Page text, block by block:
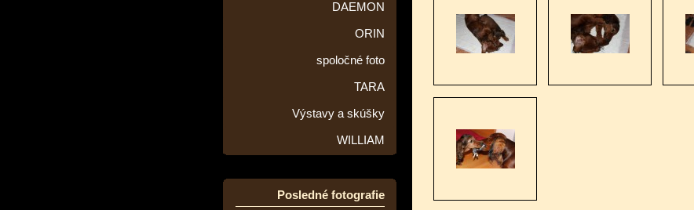
DAEMON
ORIN
spoločné foto
TARA
Výstavy a skúšky
WILLIAM
Posledné fotografie